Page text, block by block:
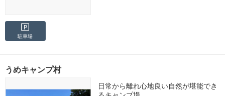
駐車場
うめキャンプ村
日常から離れ心地良い自然が堪能でき